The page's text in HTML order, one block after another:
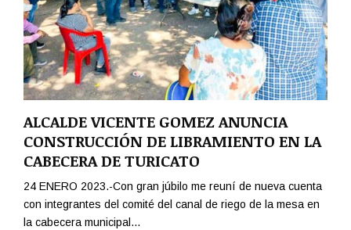
ALCALDE VICENTE GOMEZ ANUNCIA
CONSTRUCCIÓN DE LIBRAMIENTO EN LA
CABECERA DE TURICATO
24 ENERO 2023.-Con gran júbilo me reuní de nueva cuenta
con integrantes del comité del canal de riego de la mesa en
la cabecera municipal...